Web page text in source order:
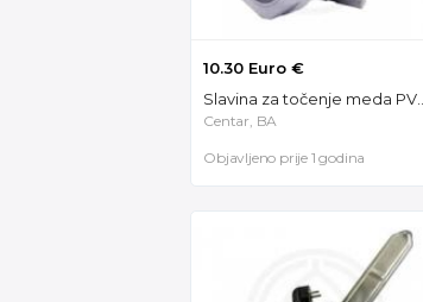
10.30 Euro €
Centar, BA
Objavljeno prije 1 godina